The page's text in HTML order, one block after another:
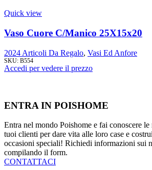
Quick view
Vaso Cuore C/Manico 25X15x20
2024 Articoli Da Regalo, Vasi Ed Anfore
SKU: B554
Accedi per vedere il prezzo
ENTRA IN POISHOME
Entra nel mondo Poishome e fai conoscere le
tuoi clienti per dare vita alle loro case e
occasioni speciali! Richiedi informazioni sui
compilando il form.
CONTATTACI